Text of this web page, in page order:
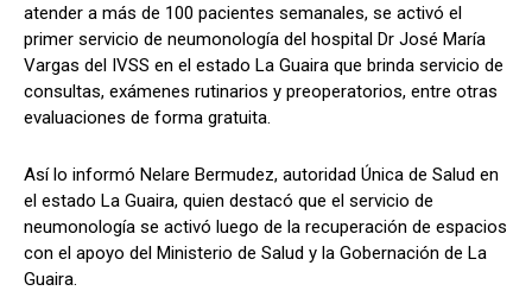
atender a más de 100 pacientes semanales, se activó el
primer servicio de neumonología del hospital Dr José María
Vargas del IVSS en el estado La Guaira que brinda servicio de
consultas, exámenes rutinarios y preoperatorios, entre otras
evaluaciones de forma gratuita.
Así lo informó Nelare Bermudez, autoridad Única de Salud en
el estado La Guaira, quien destacó que el servicio de
neumonología se activó luego de la recuperación de espacios
con el apoyo del Ministerio de Salud y la Gobernación de La
Guaira.